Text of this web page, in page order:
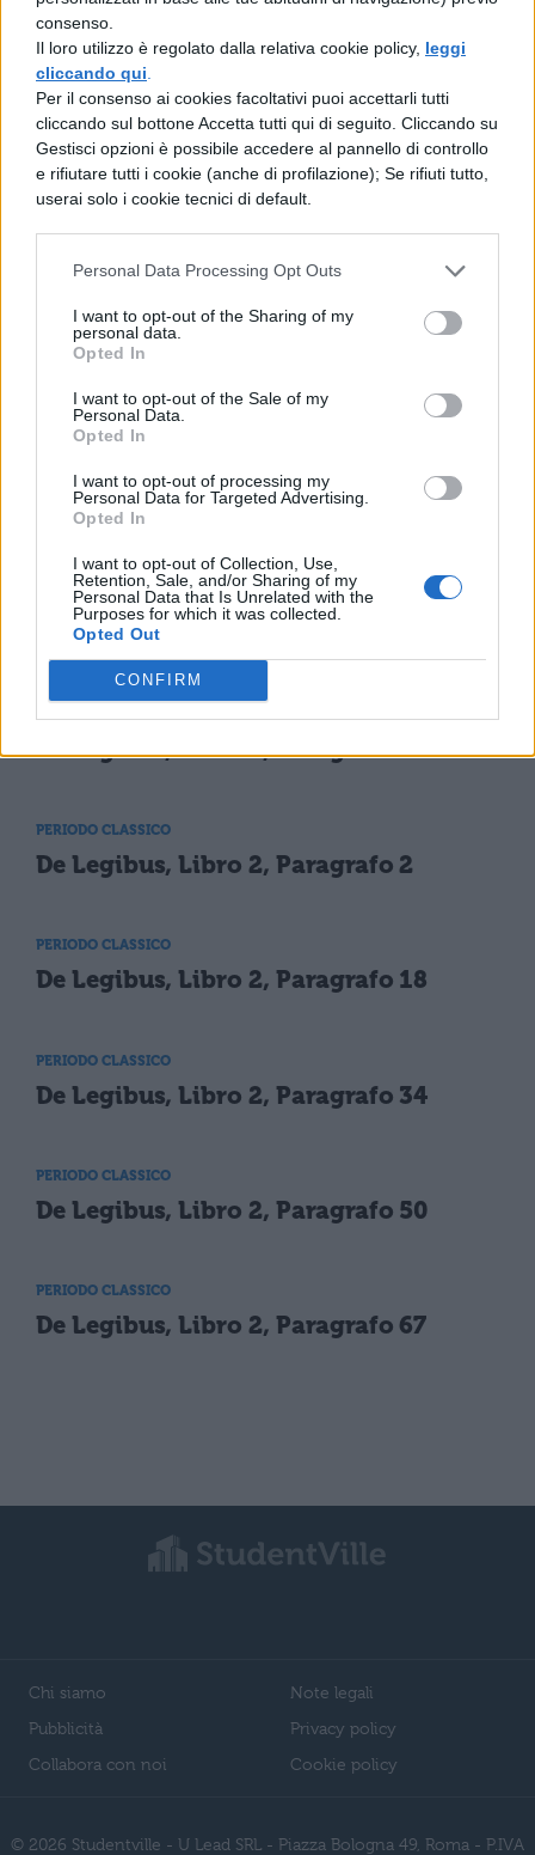
consenso.
Il loro utilizzo è regolato dalla relativa cookie policy, leggi
cliccando qui
Per il consenso ai cookies facoltativi puoi accettarli tutti
cliccando sul bottone Accetta tutti qui di seguito. Cliccando su
Gestisci opzioni è possibile accedere al pannello di controllo
e rifiutare tutti i cookie (anche di profilazione); Se rifiuti tutto,
userai solo i cookie tecnici di default.
Personal Data Processing Opt Outs
I want to opt-out of the Sharing of my
personal data.
Opted In
I want to opt-out of the Sale of my
Personal Data.
Opted In
I want to opt-out of processing my
Personal Data for Targeted Advertising.
Opted In
I want to opt-out of Collection, Use,
Retention, Sale, and/or Sharing of my
Personal Data that Is Unrelated with the
Purposes for which it was collected.
Opted Out
CONFIRM
fino ad epoca di cui abbiamo ancora il
ricordo. Silla, da vincitore, diede ordine che
fossero dispersi i resti di Mario seppelliti
presso l'Aniene, spinto da un odio più
crudele del normale se fosse stato tanto
saggio quanto fu violento.
TI POTREBBE INTERESSARE
PERIODO CLASSICO
De Legibus, Libro 1, Paragrafo 14
PERIODO CLASSICO
De Legibus, Libro 1, Paragrafo 31
PERIODO CLASSICO
De Legibus, Libro 1, Paragrafo 47
PERIODO CLASSICO
De Legibus, Libro 2, Paragrafo 2
PERIODO CLASSICO
De Legibus, Libro 2, Paragrafo 18
PERIODO CLASSICO
De Legibus, Libro 2, Paragrafo 34
PERIODO CLASSICO
De Legibus, Libro 2, Paragrafo 50
PERIODO CLASSICO
De Legibus, Libro 2, Paragrafo 67
Chi siamo
Pubblicità
Collabora con noi
Note legali
Privacy policy
Cookie policy
© 2026 Studentville - U Lead SRL - Piazza Bologna 49, Roma - P.IVA